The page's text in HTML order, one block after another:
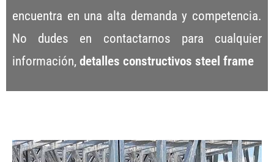
encuentra en una alta demanda y competencia.
No dudes en contactarnos para cualquier
información, detalles constructivos steel frame